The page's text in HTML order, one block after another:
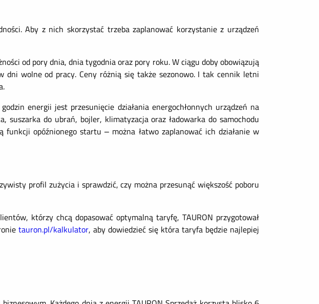
Aby z nich skorzystać trzeba zaplanować korzystanie z urządzeń
od pory dnia, dnia tygodnia oraz pory roku. W ciągu doby obowiązują
wolne od pracy. Ceny różnią się także sezonowo. I tak cennik letni
energii jest przesunięcie działania energochłonnych urządzeń na
do ubrań, bojler, klimatyzacja oraz ładowarka do samochodu
opóźnionego startu – można łatwo zaplanować ich działanie w
profil zużycia i sprawdzić, czy można przesunąć większość poboru
którzy chcą dopasować optymalną taryfę, TAURON przygotował
tauron.pl/kalkulator, aby dowiedzieć się która taryfa będzie najlepiej